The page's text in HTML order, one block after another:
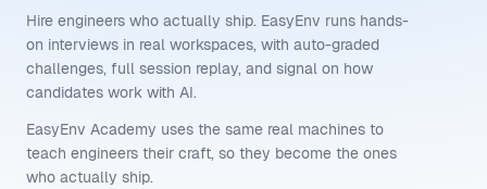
Hire engineers who actually ship. EasyEnv runs hands-
on interviews in real workspaces, with auto-graded
challenges, full session replay, and signal on how
candidates work with AI.
EasyEnv Academy uses the same real machines to
teach engineers their craft, so they become the ones
who actually ship.